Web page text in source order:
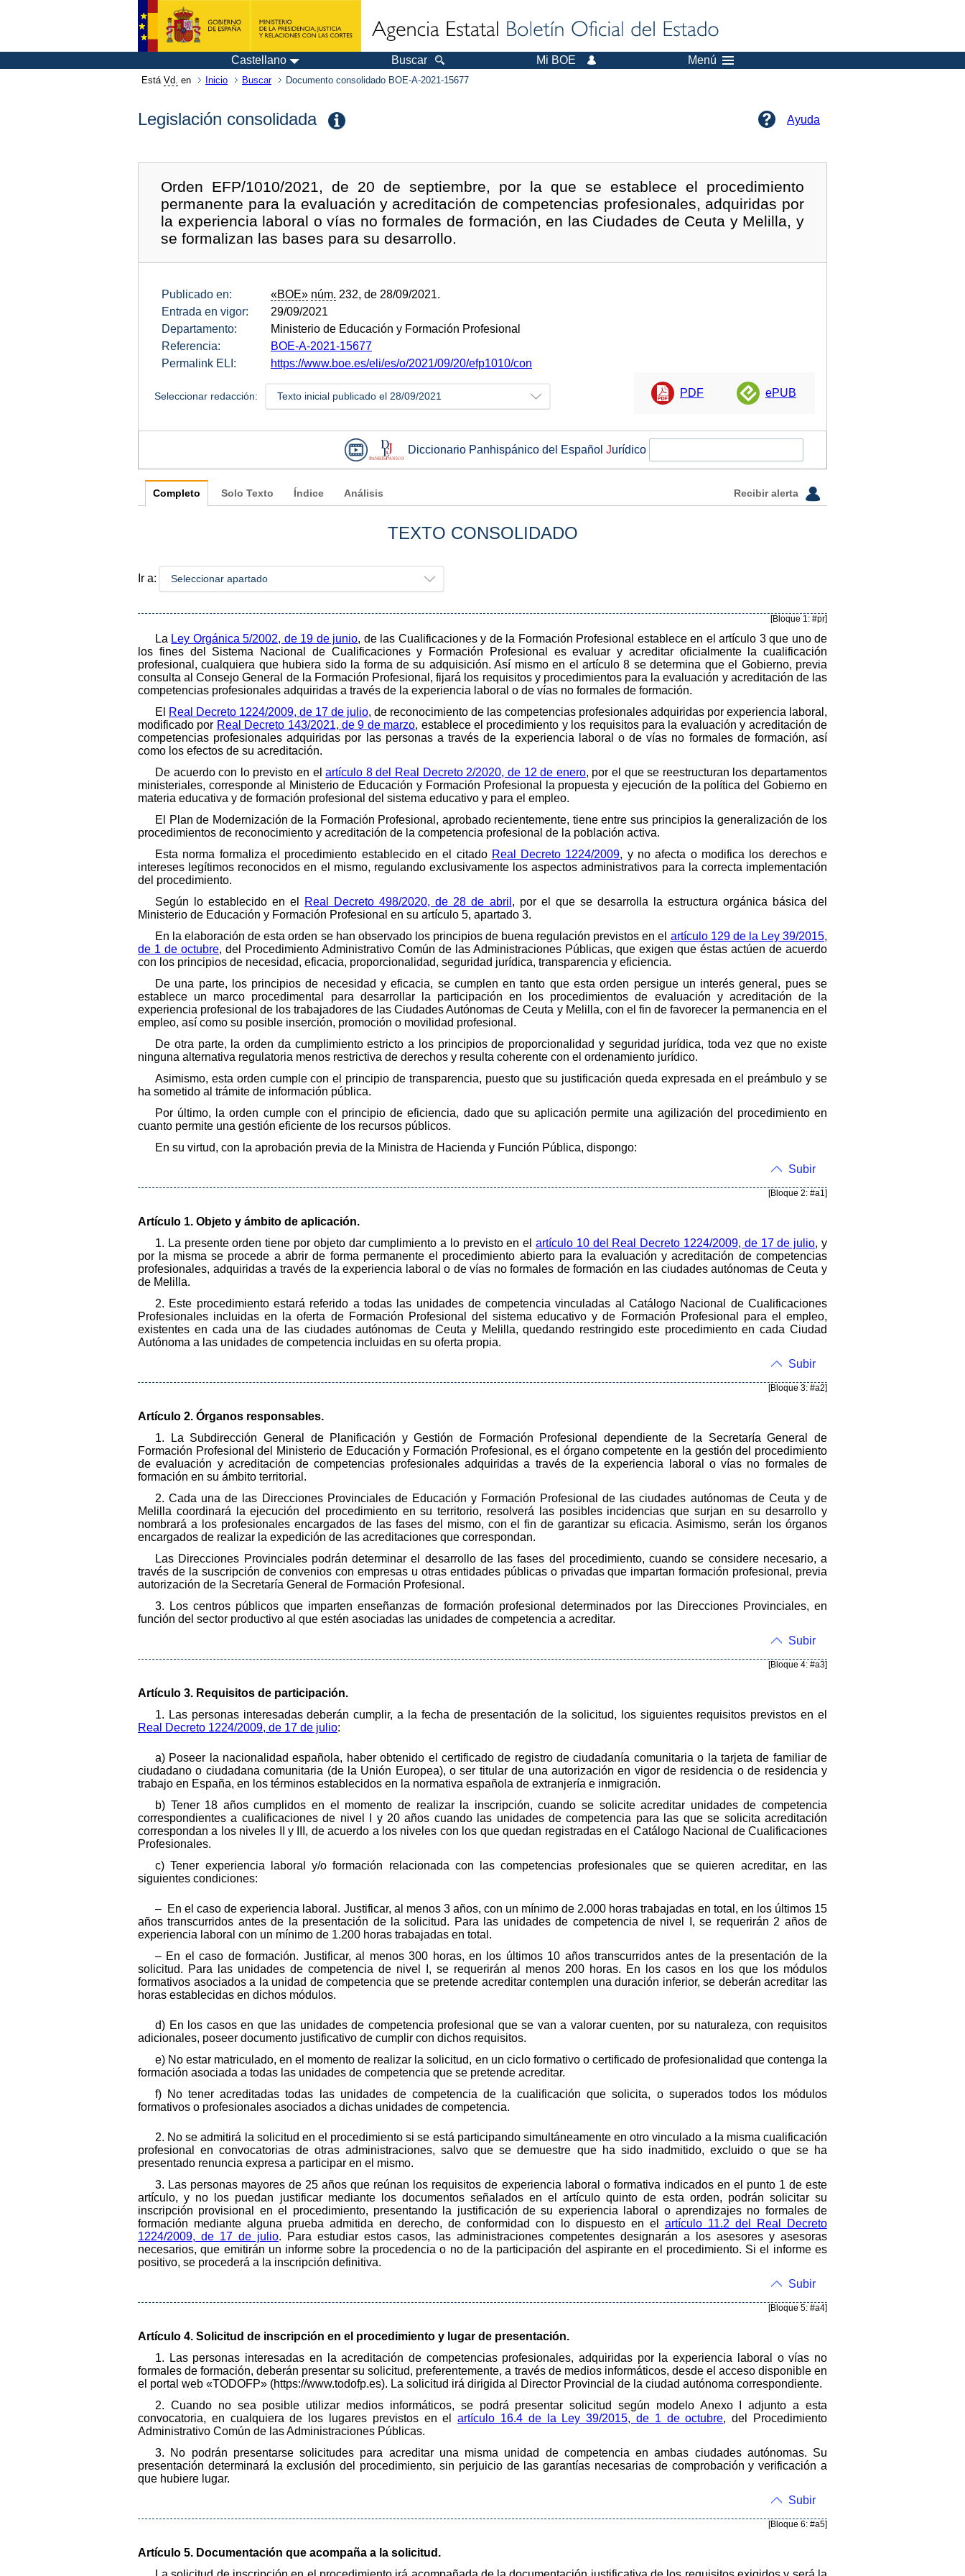
Castellano Buscar Mi BOE Menú
Está Vd. en Inicio Buscar Documento consolidado BOE-A-2021-15677
Legislación consolidada Ayuda
Orden EFP/1010/2021, de 20 de septiembre, por la que se establece el procedimiento
permanente para la evaluación y acreditación de competencias profesionales, adquiridas por
la experiencia laboral o vías no formales de formación, en las Ciudades de Ceuta y Melilla, y
se formalizan las bases para su desarrollo.
Publicado en: «BOE» núm. 232, de 28/09/2021.
Entrada en vigor:
29/09/2021
Departamento:
Ministerio de Educación y Formación Profesional
Referencia:
BOE-A-2021-15677
Permalink ELI:
https://www.boe.es/eli/es/o/2021/09/20/efp1010/con
Seleccionar redacción: Texto inicial publicado el 28/09/2021 PDF ePUB
Diccionario Panhispánico del Español Jurídico
Completo Solo Texto Índice Análisis Recibir alerta
TEXTO CONSOLIDADO
Ir a: Seleccionar apartado
[Bloque 1: #pr]
La Ley Orgánica 5/2002, de 19 de junio, de las Cualificaciones y de la Formación Profesional establece en el artículo 3 que uno de
los fines del Sistema Nacional de Cualificaciones y Formación Profesional es evaluar y acreditar oficialmente la cualificación
profesional, cualquiera que hubiera sido la forma de su adquisición. Así mismo en el artículo 8 se determina que el Gobierno, previa
consulta al Consejo General de la Formación Profesional, fijará los requisitos y procedimientos para la evaluación y acreditación de las
competencias profesionales adquiridas a través de la experiencia laboral o de vías no formales de formación.
El
Real Decreto 1224/2009, de 17 de julio, de reconocimiento de las competencias profesionales adquiridas por experiencia laboral,
modificado por Real Decreto 143/2021, de 9 de marzo, establece el procedimiento y los requisitos para la evaluación y acreditación de
competencias profesionales adquiridas por las personas a través de la experiencia laboral o de vías no formales de formación, así
como los efectos de su acreditación.
De acuerdo con lo previsto en elartículo 8 del Real Decreto 2/2020, de 12 de enero, por el que se reestructuran los departamentos
ministeriales, corresponde al Ministerio de Educación y Formación Profesional la propuesta y ejecución de la política del Gobierno en
materia educativa y de formación profesional del sistema educativo y para el empleo.
El Plan de Modernización de la Formación Profesional, aprobado recientemente, tiene entre sus principios la generalización de los
procedimientos de reconocimiento y acreditación de la competencia profesional de la población activa.
Esta norma formaliza el procedimiento establecido en el citado Real Decreto 1224/2009, y no afecta o modifica los derechos e
intereses legítimos reconocidos en el mismo, regulando exclusivamente los aspectos administrativos para la correcta implementación
del procedimiento.
Según lo establecido en el
Real Decreto 498/2020, de 28 de abril , por el que se desarrolla la estructura orgánica básica del
Ministerio de Educación y Formación Profesional en su artículo 5, apartado 3.
En la elaboración de esta orden se han observado los principios de buena regulación previstos en el artículo 129 de la Ley 39/2015,
de 1 de octubre, del Procedimiento Administrativo Común de las Administraciones Públicas, que exigen que éstas actúen de acuerdo
con los principios de necesidad, eficacia, proporcionalidad, seguridad jurídica, transparencia y eficiencia.
De una parte, los principios de necesidad y eficacia, se cumplen en tanto que esta orden persigue un interés general, pues se
establece un marco procedimental para desarrollar la participación en los procedimientos de evaluación y acreditación de la
experiencia profesional de los trabajadores de las Ciudades Autónomas de Ceuta y Melilla, con el fin de favorecer la permanencia en el
empleo, así como su posible inserción, promoción o movilidad profesional.
De otra parte, la orden da cumplimiento estricto a los principios de proporcionalidad y seguridad jurídica, toda vez que no existe
ninguna alternativa regulatoria menos restrictiva de derechos y resulta coherente con el ordenamiento jurídico.
Asimismo, esta orden cumple con el principio de transparencia, puesto que su justificación queda expresada en el preámbulo y se
ha sometido al trámite de información pública.
Por último, la orden cumple con el principio de eficiencia, dado que su aplicación permite una agilización del procedimiento en
cuanto permite una gestión eficiente de los recursos públicos.
En su virtud, con la aprobación previa de la Ministra de Hacienda y Función Pública, dispongo:
Subir
[Bloque 2: #a1]
Artículo 1. Objeto y ámbito de aplicación.
1. La presente orden tiene por objeto dar cumplimiento a lo previsto en elartículo 10 del Real Decreto 1224/2009, de 17 de julio, y
por la misma se procede a abrir de forma permanente el procedimiento abierto para la evaluación y acreditación de competencias
profesionales, adquiridas a través de la experiencia laboral o de vías no formales de formación en las ciudades autónomas de Ceuta y
de Melilla.
2. Este procedimiento estará referido a todas las unidades de competencia vinculadas al Catálogo Nacional de Cualificaciones
Profesionales incluidas en la oferta de Formación Profesional del sistema educativo y de Formación Profesional para el empleo,
existentes en cada una de las ciudades autónomas de Ceuta y Melilla, quedando restringido este procedimiento en cada Ciudad
Autónoma a las unidades de competencia incluidas en su oferta propia.
Subir
[Bloque 3: #a2]
Artículo 2. Órganos responsables.
1. La Subdirección General de Planificación y Gestión de Formación Profesional dependiente de la Secretaría General de
Formación Profesional del Ministerio de Educación y Formación Profesional, es el órgano competente en la gestión del procedimiento
de evaluación y acreditación de competencias profesionales adquiridas a través de la experiencia laboral o vías no formales de
formación en su ámbito territorial.
2. Cada una de las Direcciones Provinciales de Educación y Formación Profesional de las ciudades autónomas de Ceuta y de
Melilla coordinará la ejecución del procedimiento en su territorio, resolverá las posibles incidencias que surjan en su desarrollo y
nombrará a los profesionales encargados de las fases del mismo, con el fin de garantizar su eficacia. Asimismo, serán los órganos
encargados de realizar la expedición de las acreditaciones que correspondan.
Las Direcciones Provinciales podrán determinar el desarrollo de las fases del procedimiento, cuando se considere necesario, a
través de la suscripción de convenios con empresas u otras entidades públicas o privadas que impartan formación profesional, previa
autorización de la Secretaría General de Formación Profesional.
3. Los centros públicos que imparten enseñanzas de formación profesional determinados por las Direcciones Provinciales, en
función del sector productivo al que estén asociadas las unidades de competencia a acreditar.
Subir
[Bloque 4: #a3]
Artículo 3. Requisitos de participación.
1. Las personas interesadas deberán cumplir, a la fecha de presentación de la solicitud, los siguientes requisitos previstos en el
Real Decreto 1224/2009, de 17 de julio:
a) Poseer la nacionalidad española, haber obtenido el certificado de registro de ciudadanía comunitaria o la tarjeta de familiar de
ciudadano o ciudadana comunitaria (de la Unión Europea), o ser titular de una autorización en vigor de residencia o de residencia y
trabajo en España, en los términos establecidos en la normativa española de extranjería e inmigración.
b) Tener 18 años cumplidos en el momento de realizar la inscripción, cuando se solicite acreditar unidades de competencia
correspondientes a cualificaciones de nivel I y 20 años cuando las unidades de competencia para las que se solicita acreditación
correspondan a los niveles II y III, de acuerdo a los niveles con los que quedan registradas en el Catálogo Nacional de Cualificaciones
Profesionales.
c) Tener experiencia laboral y/o formación relacionada con las competencias profesionales que se quieren acreditar, en las
siguientes condiciones:
– En el caso de experiencia laboral. Justificar, al menos 3 años, con un mínimo de 2.000 horas trabajadas en total, en los últimos 15
años transcurridos antes de la presentación de la solicitud. Para las unidades de competencia de nivel I, se requerirán 2 años de
experiencia laboral con un mínimo de 1.200 horas trabajadas en total.
– En el caso de formación. Justificar, al menos 300 horas, en los últimos 10 años transcurridos antes de la presentación de la
solicitud. Para las unidades de competencia de nivel I, se requerirán al menos 200 horas. En los casos en los que los módulos
formativos asociados a la unidad de competencia que se pretende acreditar contemplen una duración inferior, se deberán acreditar las
horas establecidas en dichos módulos.
d) En los casos en que las unidades de competencia profesional que se van a valorar cuenten, por su naturaleza, con requisitos
adicionales, poseer documento justificativo de cumplir con dichos requisitos.
e) No estar matriculado, en el momento de realizar la solicitud, en un ciclo formativo o certificado de profesionalidad que contenga la
formación asociada a todas las unidades de competencia que se pretende acreditar.
f) No tener acreditadas todas las unidades de competencia de la cualificación que solicita, o superados todos los módulos
formativos o profesionales asociados a dichas unidades de competencia.
2. No se admitirá la solicitud en el procedimiento si se está participando simultáneamente en otro vinculado a la misma cualificación
profesional en convocatorias de otras administraciones, salvo que se demuestre que ha sido inadmitido, excluido o que se ha
presentado renuncia expresa a participar en el mismo.
3. Las personas mayores de 25 años que reúnan los requisitos de experiencia laboral o formativa indicados en el punto 1 de este
artículo, y no los puedan justificar mediante los documentos señalados en el artículo quinto de esta orden, podrán solicitar su
inscripción provisional en el procedimiento, presentando la justificación de su experiencia laboral o aprendizajes no formales de
formación mediante alguna prueba admitida en derecho, de conformidad con lo dispuesto en el artículo 11.2 del Real Decreto
1224/2009, de 17 de julio. Para estudiar estos casos, las administraciones competentes designarán a los asesores y asesoras
necesarios, que emitirán un informe sobre la procedencia o no de la participación del aspirante en el procedimiento. Si el informe es
positivo, se procederá a la inscripción definitiva.
Subir
[Bloque 5: #a4]
Artículo 4. Solicitud de inscripción en el procedimiento y lugar de presentación.
1. Las personas interesadas en la acreditación de competencias profesionales, adquiridas por la experiencia laboral o vías no
formales de formación, deberán presentar su solicitud, preferentemente, a través de medios informáticos, desde el acceso disponible en
el portal web «TODOFP» (https://www.todofp.es). La solicitud irá dirigida al Director Provincial de la ciudad autónoma correspondiente.
2. Cuando no sea posible utilizar medios informáticos, se podrá presentar solicitud según modelo Anexo I adjunto a esta
convocatoria, en cualquiera de los lugares previstos en elartículo 16.4 de la Ley 39/2015, de 1 de octubre, del Procedimiento
Administrativo Común de las Administraciones Públicas.
3. No podrán presentarse solicitudes para acreditar una misma unidad de competencia en ambas ciudades autónomas. Su
presentación determinará la exclusión del procedimiento, sin perjuicio de las garantías necesarias de comprobación y verificación a
que hubiere lugar.
Subir
[Bloque 6: #a5]
Artículo 5. Documentación que acompaña a la solicitud.